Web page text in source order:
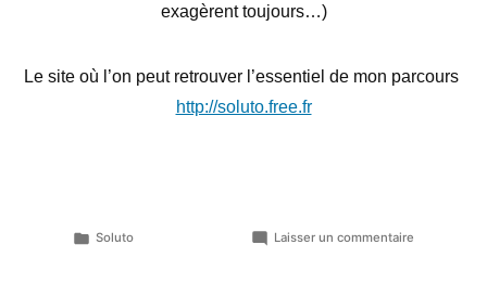
exagèrent toujours…)
Le site où l’on peut retrouver l’essentiel de mon parcours
http://soluto.free.fr
Publié
Soluto Laisser un commentaire